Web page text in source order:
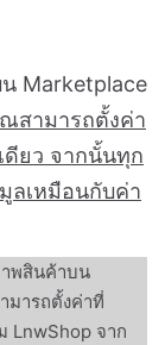
Marketplace
สามารถตั้งค่า
ดียว จากนั้นทุก
ลเหมือนกับค่า
าพสินค้าบน
มารถตั้งค่าที่
LnwShop จาก